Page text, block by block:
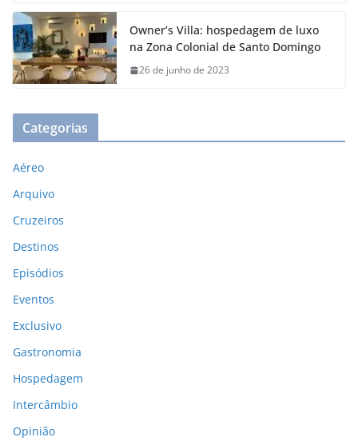
Owner’s Villa: hospedagem de luxo
na Zona Colonial de Santo Domingo
26 de junho de 2023
Categorias
Aéreo
Arquivo
Cruzeiros
Destinos
Episódios
Eventos
Exclusivo
Gastronomia
Hospedagem
Intercâmbio
Opinião